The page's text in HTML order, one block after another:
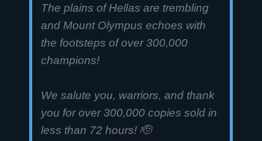
The plains of Hellas are trembling
and Mount Olympus echoes with
the footsteps of over 300,000
champions!
We salute you, warriors, and thank
you for over 300,000 copies sold in
less than 72 hours! 🫡